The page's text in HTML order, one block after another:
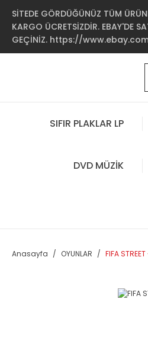
SİTEDE GÖRDÜĞÜNÜZ TÜM
KARGO ÜCRETSİZDİR. EBAY'DE
GEÇİNİZ. https://
SIFIR PLAKLAR LP
DVD MÜZİK
Anasayfa OYUNLAR FIFA